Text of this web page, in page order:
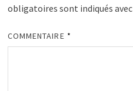
obligatoires sont indiqués avec
COMMENTAIRE *